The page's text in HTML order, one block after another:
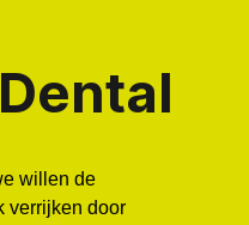
willen de
verrijken door